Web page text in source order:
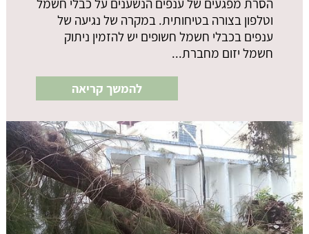
הסרת מפגעים של ענפים הנשענים על כבלי חשמל
וטלפון בצורה בטיחותית. במקרה של נגיעה של
ענפים בכבלי חשמל חשופים יש להזמין ניתוק
חשמל יזום מחברת...
להמשך קריאה